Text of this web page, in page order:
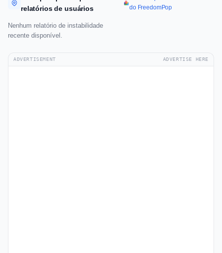
relatórios de usuários
do FreedomPop
Nenhum relatório de instabilidade
recente disponível.
ADVERTISEMENT ADVERTISE HERE